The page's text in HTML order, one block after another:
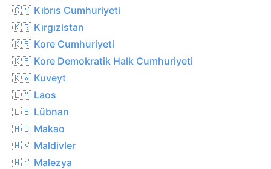
🇨🇾 Kıbrıs Cumhuriyeti
🇰🇬 Kırgızistan
🇰🇷 Kore Cumhuriyeti
🇰🇵 Kore Demokratik Halk Cumhuriyeti
🇰🇼 Kuveyt
🇱🇦 Laos
🇱🇧 Lübnan
🇲🇴 Makao
🇲🇻 Maldivler
🇲🇾 Malezya